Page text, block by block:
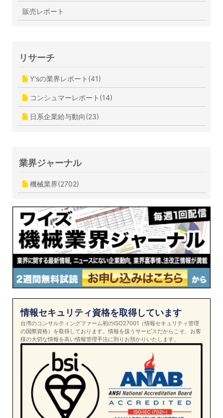
販売レポート
リサーチ
Y'sの業界レポート(41)
コンシュマーレポート(14)
日系企業給与動向(23)
業界ジャーナル
機械業界(2702)
情報セキュリティ資格を取得しています
台湾のコンサルティングファーム初のISO27001（情報セキュリティ管理
の国際資格）を取得しております。情報を扱うサービスだからこそ、お客
様の大切な情報を高い情報管理手法に則りお預かりいたします。